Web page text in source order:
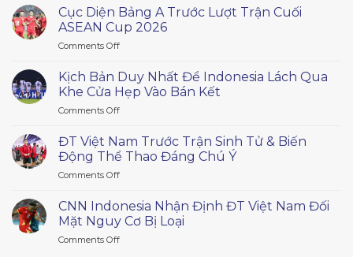
Trưởng
Rizky
Ridho
Lên
Xin
Lỗi
CĐV
Cục Diện Bảng A Trước Lượt Trận Cuối
ASEAN Cup 2026
Comments Offon
Diện
Bảng
A
Trước
Trận
Cuối
Kịch Bản Duy Nhất Để Indonesia Lách Qua
Khe Cửa Hẹp Vào Bán Kết
Comments Offon
Duy
Nhất
Để
Lách
Qua
ĐT Việt Nam Trước Trận Sinh Tử & Biến
Động Thể Thao Đáng Chú Ý
Comments Offon
Nam
Trước
Trận
CNN Indonesia Nhận Định ĐT Việt Nam Đối
Mặt Nguy Cơ Bị Loại
Comments Offon